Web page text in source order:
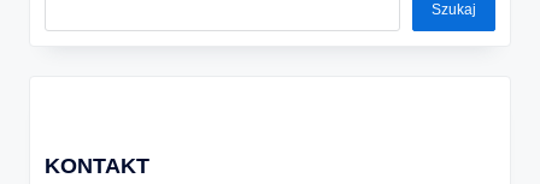
Szukaj
KONTAKT